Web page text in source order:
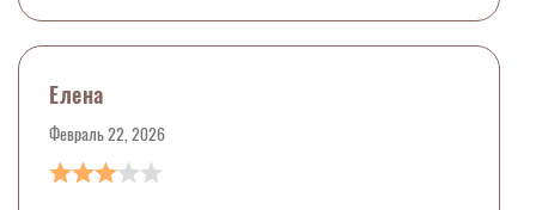
Елена
Февраль 22, 2026